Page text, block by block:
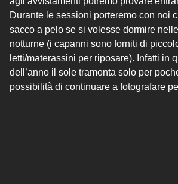
Durante le sessioni porteremo con noi
sacco a pelo se si volesse dormire
notturne (i capanni sono forniti di
letti/materassini per riposare). Infatti in
dell’anno il sole tramonta solo per
possibilità di continuare a fotografare